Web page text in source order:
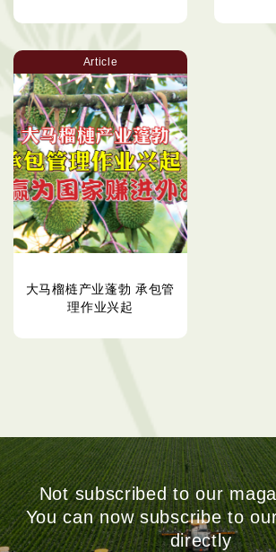
Article
大马榴梿产业蓬勃 承包管
理作业兴起
Not subscribed to our
You can now subscribe to
directly